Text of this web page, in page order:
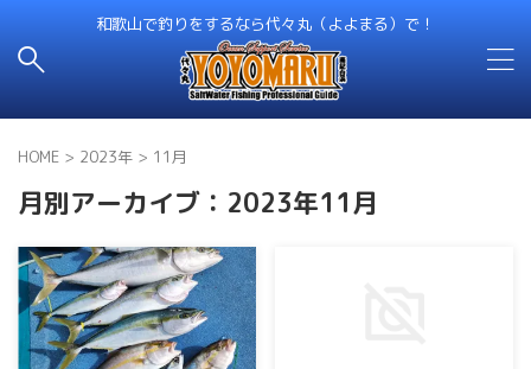
和歌山で釣りをするなら代々丸（よよまる）で！
HOME > 2023年 > 11月
月別アーカイブ：2023年11月